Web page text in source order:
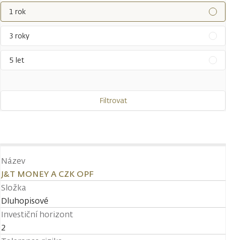
1 rok
3 roky
5 let
Filtrovat
Název
J&T MONEY A CZK OPF
Složka
Dluhopisové
Investiční horizont
2